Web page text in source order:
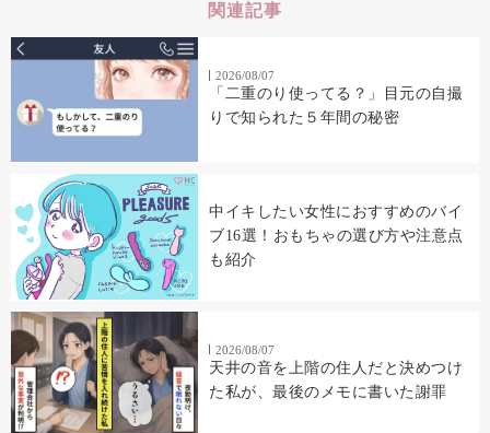
関連記事
2026/08/07
「二重のり使ってる？」目元の自撮
りで知られた５年間の秘密
中イキしたい女性におすすめのバイ
ブ16選！おもちゃの選び方や注意点
も紹介
2026/08/07
天井の音を上階の住人だと決めつけ
た私が、最後のメモに書いた謝罪